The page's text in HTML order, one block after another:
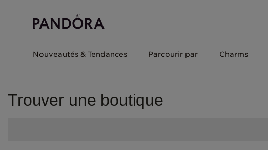
Nouveautés & Tendances Parcourir par Charms
Trouver une boutique